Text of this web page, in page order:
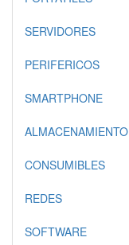
SERVIDORES
PERIFERICOS
SMARTPHONE
ALMACENAMIENTO
CONSUMIBLES
REDES
SOFTWARE